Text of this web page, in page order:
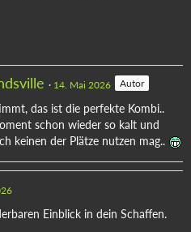
14. Mai 2026 Autor
das ist die perfekte Kombi..
schon wieder so kalt und
keinen der Plätze nutzen mag..
Einblick in dein Schaffen.